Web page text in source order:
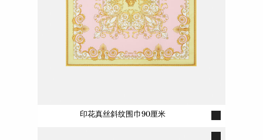
印花真丝斜纹围巾90厘米